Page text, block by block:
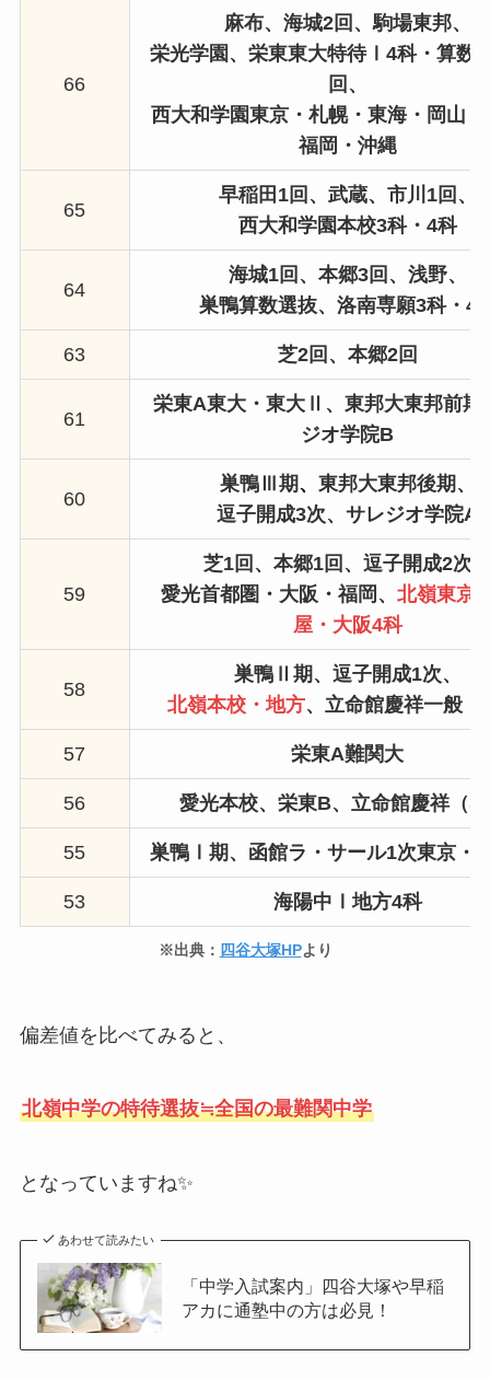
66
麻布、海城2回、駒場東邦、
栄光学園、栄東東大特待Ⅰ4科・算数
回、
西大和学園東京・札幌・東海・岡山
福岡・沖縄
65
早稲田1回、 武蔵、 市川1回 、
西大和学園本校3科・4科
64
海城1回、本郷3回、浅野、
巣鴨算数選抜、洛南専願3科・4
63 芝2回、 本郷2回
61
栄東A東大・東大Ⅱ、東邦大東邦前期
ジオ学院B
60
巣鴨Ⅲ期、 東邦大東邦後期、
逗子開成3次、サレジオ学院A
59
芝1回、 本郷1回、 逗子開成2次
愛光首都圏・大阪・福岡、 北嶺東京
屋・大阪4科
58
巣鴨Ⅱ期、逗子開成1次、
北嶺本校・地方、 立命館慶祥一般（
57 栄東A難関大
56 愛光本校、栄東B、立命館慶祥（
55 巣鴨Ⅰ期、函館ラ・サール1次東京・
53 海陽中Ⅰ地方4科
※出典： 四谷大塚HPより
偏差値を比べてみると、
北嶺中学の特待選抜≒全国の最難関中学
となっていますね✨
あわせて読みたい
「中学入試案内」四谷大塚や早稲
アカに通塾中の方は必見！